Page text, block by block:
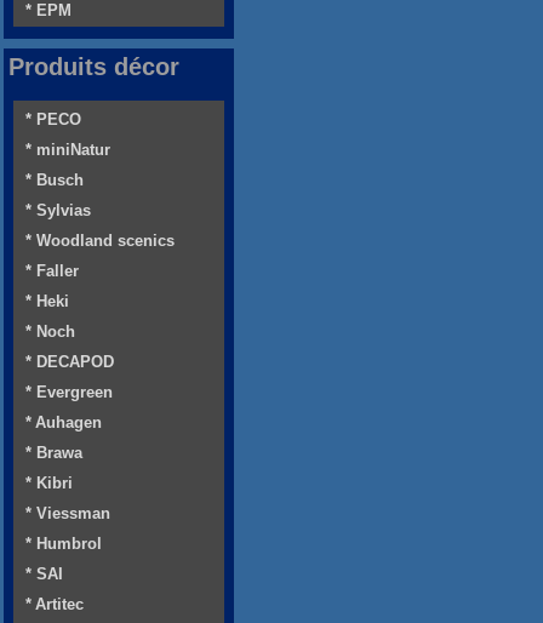
* EPM
Produits décor
* PECO
* miniNatur
* Busch
* Sylvias
* Woodland scenics
* Faller
* Heki
* Noch
* DECAPOD
* Evergreen
* Auhagen
* Brawa
* Kibri
* Viessman
* Humbrol
* SAI
* Artitec